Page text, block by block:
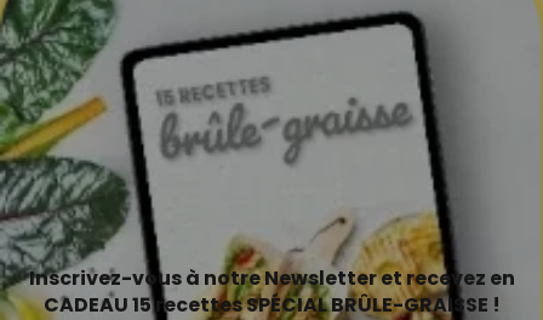
Inscrivez-vous à notre Newsletter et recevez en
CADEAU 15 recettes SPÉCIAL BRÛLE-GRAISSE !